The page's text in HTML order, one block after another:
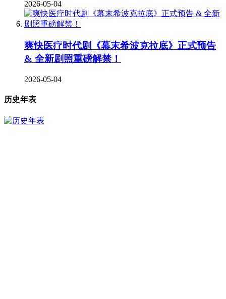
2026-05-04
爽快医疗时代剧《幕末希波克拉底》正式预告
& 全新剧照重磅解禁！
2026-05-04
历史年表